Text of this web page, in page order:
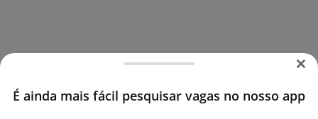
É ainda mais fácil pesquisar vagas no nosso app